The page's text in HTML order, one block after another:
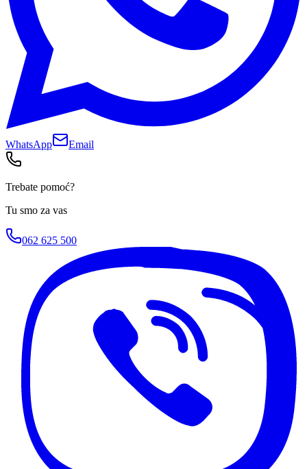
WhatsApp Email
Trebate pomoć?
Tu smo za vas
062 625 500